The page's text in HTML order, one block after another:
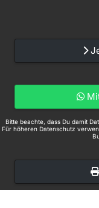
Bitte beachte, dass Du damit
Für höheren Datenschutz